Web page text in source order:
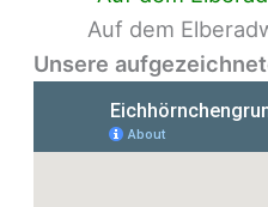
Auf dem
Unsere